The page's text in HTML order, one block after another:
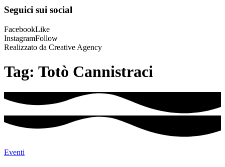
Seguici sui social
FacebookLike
InstagramFollow
Realizzato da Creative Agency
Tag: Totò Cannistraci
Eventi